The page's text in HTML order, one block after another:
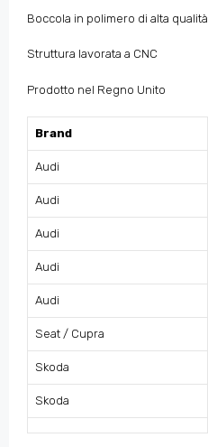
Boccola in polimero di alta qualità
Struttura lavorata a CNC
Prodotto nel Regno Unito
Brand
Audi
Audi
Audi
Audi
Audi
Seat / Cupra
Skoda
Skoda